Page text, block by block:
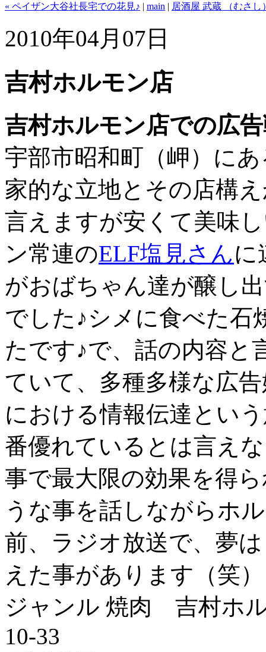
« ペイザン大谷社長宅での花見♪ | main | 居酒屋 武蔵 （むさし
2010年04月07日
吉村ホルモン店
吉村ホルモン店での広
宇部市昭和町（岬）に
家的な立地とその店構
言えますが安くて美味
ン常連のELF塩見さんに
がおばちゃん達が醸し
でした♪シメに食べた石
たです♪で、話の内容と
ていて、多種多様な広
における情報伝達とい
番優れているとは言え
事で最大限の効果を得
うな事を話しながらホ
前、ラジオ放送で、夢
えた事があります（笑）
ジャンル 焼肉 吉村ホ
10-33